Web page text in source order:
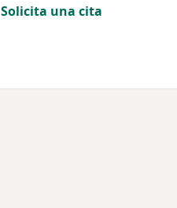
Solicita una cita